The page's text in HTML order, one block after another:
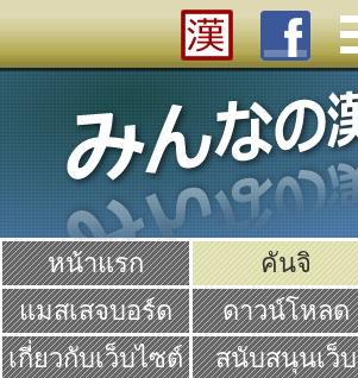
หน้าแรก คันจิ
แมสเสจบอร์ด
ดาวน์โหลด
เกี่ยวกับเว็บไซต์ สนับสนุนเว็บ